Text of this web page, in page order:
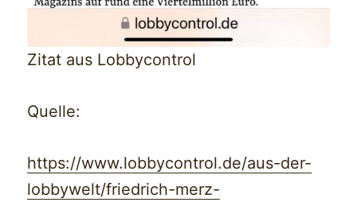
Zitat aus Lobbycontrol
Quelle:
https://www.lobbycontrol.de/aus-der-
lobbywelt/friedrich-merz-